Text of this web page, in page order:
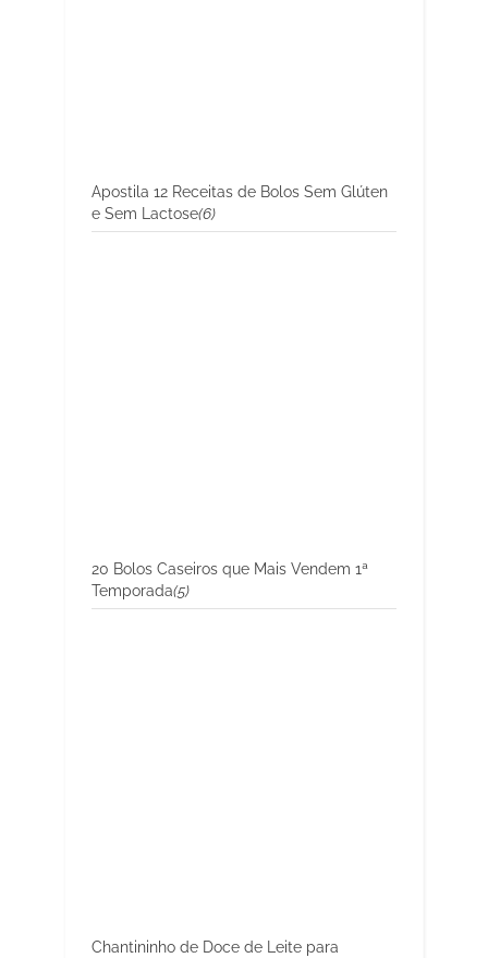
Apostila 12 Receitas de Bolos Sem Glúten
e Sem Lactose(6)
20 Bolos Caseiros que Mais Vendem 1ª
Temporada(5)
Chantininho de Doce de Leite para